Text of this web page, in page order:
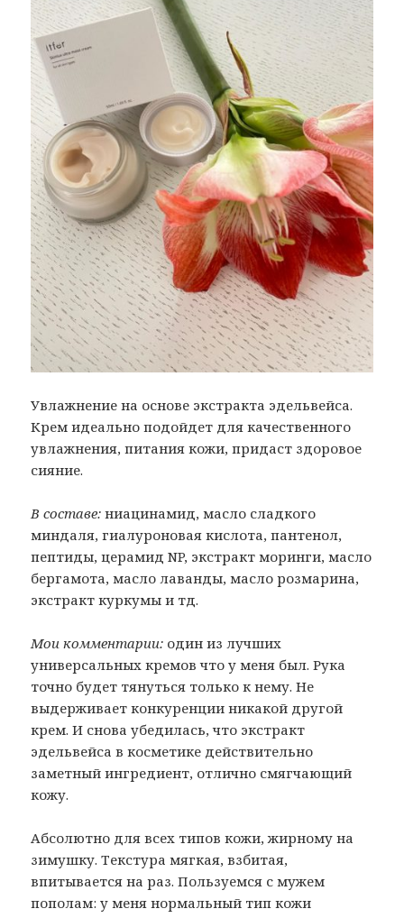
Увлажнение на основе экстракта эдельвейса.
Крем идеально подойдет для качественного
увлажнения, питания кожи, придаст здоровое
сияние.
В составе: ниацинамид, масло сладкого
миндаля, гиалуроновая кислота, пантенол,
пептиды, церамид NP, экстракт моринги, масло
бергамота, масло лаванды, масло розмарина,
экстракт куркумы и тд.
Мои комментарии: один из лучших
универсальных кремов что у меня был. Рука
точно будет тянуться только к нему. Не
выдерживает конкуренции никакой другой
крем. И снова убедилась, что экстракт
эдельвейса в косметике действительно
заметный ингредиент, отлично смягчающий
кожу.
Абсолютно для всех типов кожи, жирному на
зимушку. Текстура мягкая, взбитая,
впитывается на раз. Пользуемся с мужем
пополам: у меня нормальный тип кожи